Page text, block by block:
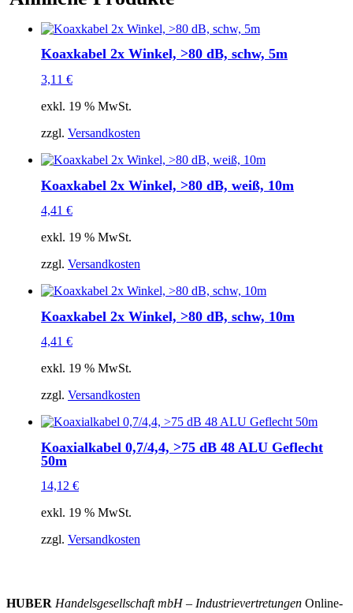
Koaxkabel 2x Winkel, >80 dB, schw, 5m
3,11 €
exkl. 19 % MwSt.
zzgl. Versandkosten
Koaxkabel 2x Winkel, >80 dB, weiß, 10m
4,41 €
exkl. 19 % MwSt.
zzgl. Versandkosten
Koaxkabel 2x Winkel, >80 dB, schw, 10m
4,41 €
exkl. 19 % MwSt.
zzgl. Versandkosten
Koaxialkabel 0,7/4,4, >75 dB 48 ALU Geflecht
50m
14,12 €
exkl. 19 % MwSt.
zzgl. Versandkosten
HUBER Handelsgesellschaft mbH – Industrievertretungen Online-